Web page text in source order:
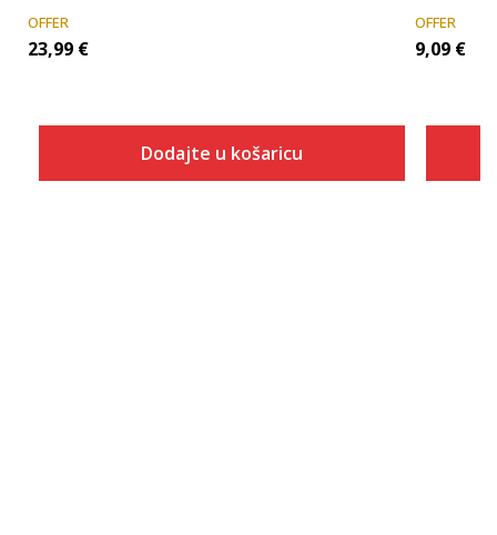
OFFER
23,99 €
Dodajte u košaricu
OFFER
9,09 €